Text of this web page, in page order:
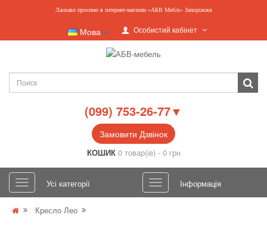
Ласкаво просимо в інтернет-магазин «АБВ Меблі» Запоріжжя
Мова Особистий кабінет
(099) 753-26-77▼
Замовити Дзвінок
КОШИК 0 товар(ів) - 0 грн
Усі категорії Інформація
Кресло Лео